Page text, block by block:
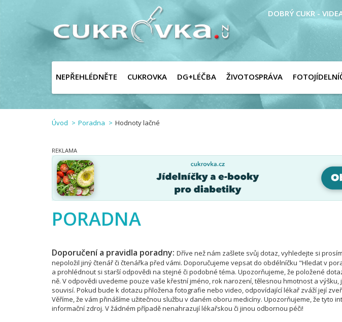
DOBRÝ CUKR -
NEPŘEHLÉDNĚTE CUKROVKA DG+LÉČBA ŽIVOTOSPRÁVA
Úvod Poradna Hodnoty lačné
PORADNA
Doporučení a pravidla poradny: Dříve než nám zašlete svůj dotaz, vyhledejte si
nepoložil jiný čtenář či čtenářka před vámi. Doporučujeme vepsat do obdélníčku "Hledat v
a prohlédnout si starší odpovědi na stejné či podobné téma. Upozorňujeme, že položené
ně. V odpovědi uvedeme pouze vaše křestní jméno, rok narození, tělesnou hmotnost a
souvisí. Pokud bude k dotazu přiložena fotografie nebo video, odpovídající lékař zváží její
Věříme, že vám přinášíme užitečnou službu v daném oboru medicíny. Upozorňujeme, že tyto
informační zdroj. V žádném případě nenahrazují lékařskou či jinou odbornou péči!